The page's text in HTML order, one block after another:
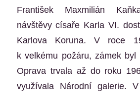
František Maxmilián
návštěvy císaře Karla VI.
Karlova Koruna. V roce
k velkému požáru, zámek byl
Oprava trvala až do roku
využívala Národní galerie.